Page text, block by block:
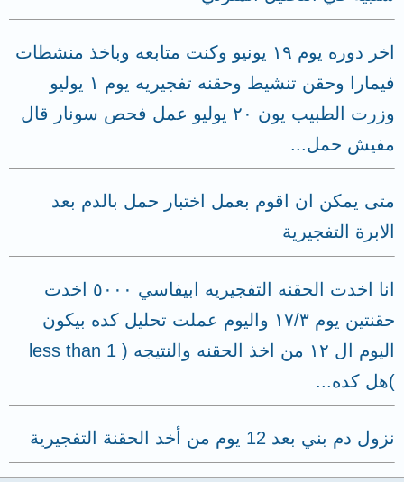
اخر دوره يوم ١٩ يونيو وكنت متابعه وباخذ منشطات
فيمارا وحقن تنشيط وحقنه تفجيريه يوم ١ يوليو
وزرت الطبيب يون ٢٠ يوليو عمل فحص سونار قال
مفيش حمل...
متى يمكن ان اقوم بعمل اختبار حمل بالدم بعد
الابرة التفجيرية
انا اخدت الحقنه التفجيريه ابيفاسي ٥٠٠٠ اخدت
حقنتين يوم ١٧/٣ واليوم عملت تحليل كده بيكون
اليوم ال ١٢ من اخذ الحقنه والنتيجه ( less than 1
)هل كده...
نزول دم بني بعد 12 يوم من أخد الحقنة التفجيرية